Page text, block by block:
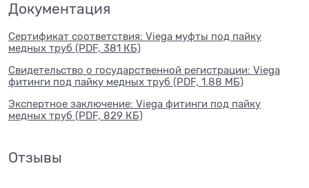
Документация
Сертификат соответствия: Viega муфты под пайку
медных труб (PDF, 381 КБ)
Свидетельство о государственной регистрации: Viega
фитинги под пайку медных труб (PDF, 1.88 МБ)
Экспертное заключение: Viega фитинги под пайку
медных труб (PDF, 829 КБ)
Отзывы